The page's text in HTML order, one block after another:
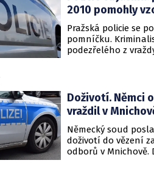
2010 pomohly
Pražská policie se
pomníčku.
podezřelého z
Doživotí. Němci
vraždil v
Německý soud
doživotí do vězení
odborů v Mnichově.